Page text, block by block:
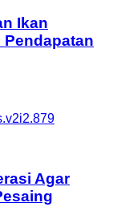
Ikan
Agar